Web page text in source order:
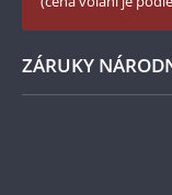
Instagram Národní
ZÁRUKY